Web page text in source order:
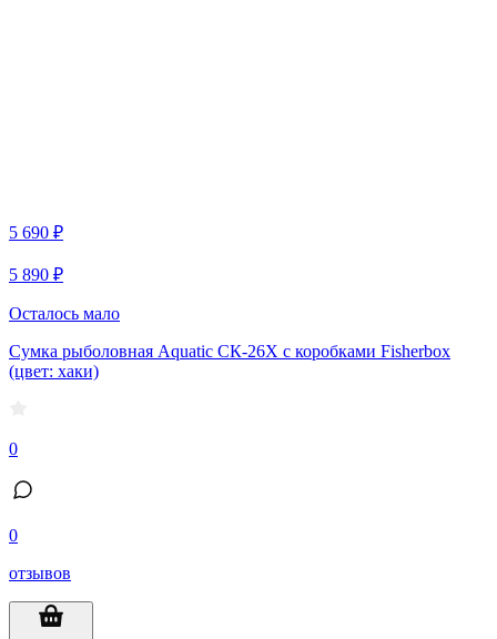
5 690 ₽
5 890 ₽
Осталось мало
Сумка рыболовная Aquatic CК-26Х с коробками Fisherbox
(цвет: хаки)
0
0
отзывов